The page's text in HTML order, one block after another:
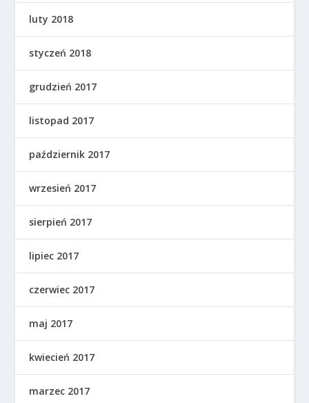
luty 2018
styczeń 2018
grudzień 2017
listopad 2017
październik 2017
wrzesień 2017
sierpień 2017
lipiec 2017
czerwiec 2017
maj 2017
kwiecień 2017
marzec 2017